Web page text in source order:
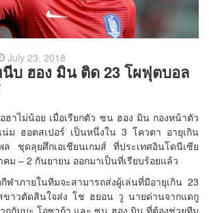
July 23, 2018
บ ฮอง มิน ติด 23 โผฟุตบอล
อฮาไม่น้อย เมื่อเรียกตัว ซน ฮอง มิน กองหน้าตัว
น่ม ฮอตสเปอร์ เป็นหนึ่งใน 3 โควตา อายุเกิน
ชุดลุยศึกเอเชียนเกมส์ ที่ประเทศอินโดนีเซีย
ม – 2 กันยายน ออกมาเป็นที่เรียบร้อยแล้ว
ฬาภายในทีมจะสามารถส่งผู้เล่นที่มีอายุเกิน 23
าวตัดสินใจส่ง โช ฮยอน วู นายด่านจากแดกู
กกัมบะ โอซาก้า และ ซน ฮอง มิน ที่ต้องช่วยทีม